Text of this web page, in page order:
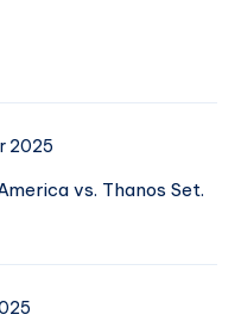
2025
vs. Thanos Set.